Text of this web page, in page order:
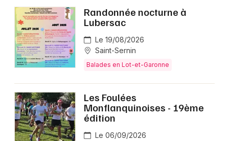
Randonnée nocturne à
Lubersac
Le 19/08/2026
Saint-Sernin
Balades en Lot-et-Garonne
Les Foulées
Monflanquinoises - 19ème
édition
Le 06/09/2026